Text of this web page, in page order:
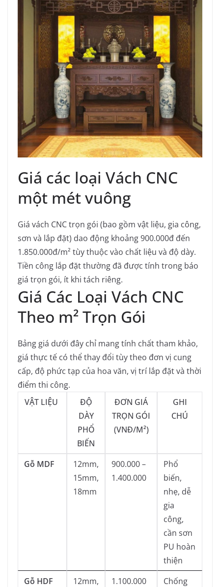
Giá các loại Vách CNC
một mét vuông
Giá vách CNC trọn gói (bao gồm vật liệu, gia công,
sơn và lắp đặt) dao động khoảng 900.000đ đến
1.850.000đ/m² tùy thuộc vào chất liệu và độ dày.
Tiền công lắp đặt thường đã được tính trong báo
giá trọn gói, ít khi tách riêng.
Giá Các Loại Vách CNC
Theo m² Trọn Gói
Bảng giá dưới đây chỉ mang tính chất tham khảo,
giá thực tế có thể thay đổi tùy theo đơn vị cung
cấp, độ phức tạp của hoa văn, vị trí lắp đặt và thời
điểm thi công.
VẬT LIỆU
ĐỘ
DÀY
PHỔ
BIẾN
ĐƠN GIÁ
TRỌN GÓI
(VNĐ/M²)
GHI
CHÚ
Gỗ MDF
12mm,
15mm,
18mm
900.000 –
1.400.000
Phổ
biến,
nhẹ, dễ
gia
công,
cần sơn
PU hoàn
thiện
Gỗ HDF
12mm,
1.100.000
Chống